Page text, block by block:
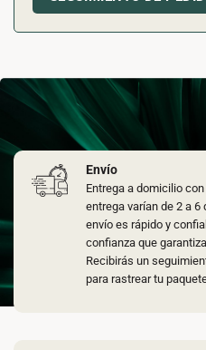
Envío
Entrega a domicilio
entrega varían de 2 a 6
envío es rápido y
confianza que
Recibirás un
para rastrear tu